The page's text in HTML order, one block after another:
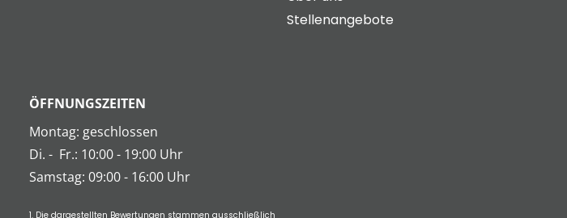
Stellenangebote
ÖFFNUNGSZEITEN
Montag: geschlossen
Di. - Fr.: 10:00 - 19:00 Uhr
Samstag: 09:00 - 16:00 Uhr
1. Die dargestellten Bewertungen stammen ausschließlich